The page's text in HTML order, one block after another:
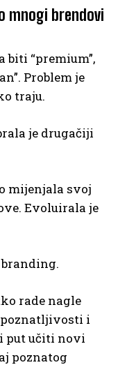
mnogi brendovi
“premium”,
Problem je
traju.
je drugačiji
mijenjala svoj
Evoluirala je
rade nagle
i
put učiti novi
poznatog